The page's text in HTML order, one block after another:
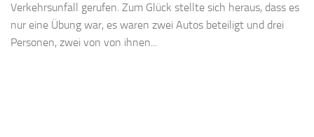
Verkehrsunfall gerufen. Zum Glück stellte sich heraus, dass es
nur eine Übung war, es waren zwei Autos beteiligt und drei
Personen, zwei von von ihnen...